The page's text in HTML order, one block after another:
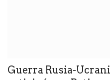
Guerra Rusia-